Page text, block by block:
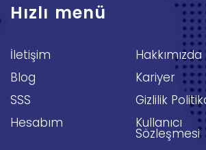
Hızlı menü
İletişim
Hakkımızda
Blog
Kariyer
SSS
Gizlilik
Hesabım
Kullanıcı
Sözleşmesi